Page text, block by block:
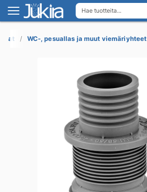
Hae tuotteita...
Siirry
navigointiin
Siirry
sisältöön
WC-, pesuallas ja muut viemäriyhteet